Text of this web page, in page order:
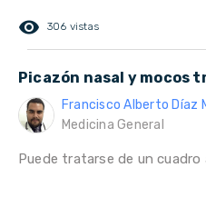
remove_red_eye 306 vistas
Picazón nasal y mocos
Francisco Alberto Díaz
Medicina General
Puede tratarse de un cuadro